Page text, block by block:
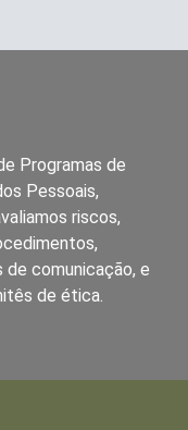
Programas de
Pessoais,
riscos,
comunicação, e
de ética.